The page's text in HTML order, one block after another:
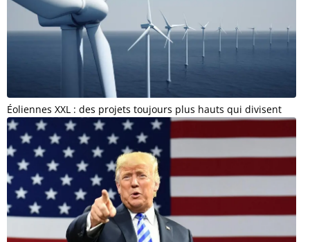
Éoliennes XXL : des projets toujours plus hauts qui divisent